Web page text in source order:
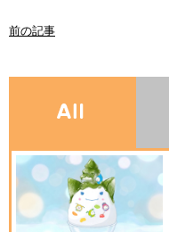
前の記事